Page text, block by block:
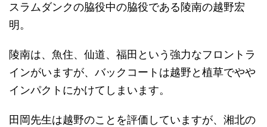
スラムダンクの脇役中の脇役である陵南の越野宏
明。
陵南は、魚住、仙道、福田という強力なフロントラ
インがいますが、バックコートは越野と植草でやや
インパクトにかけてしまいます。
田岡先生は越野のことを評価していますが、湘北の